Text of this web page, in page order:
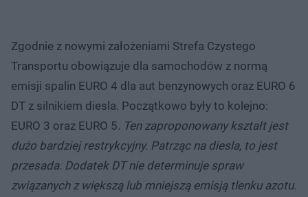
Zgodnie z nowymi założeniami Strefa Czystego
Transportu obowiązuje dla samochodów z normą
emisji spalin EURO 4 dla aut benzynowych oraz EURO 6
DT z silnikiem diesla. Początkowo były to kolejno:
EURO 3 oraz EURO 5. Ten zaproponowany kształt jest
dużo bardziej restrykcyjny. Patrząc na diesla, to jest
przesada. Dodatek DT nie determinuje spraw
związanych z większą lub mniejszą emisją tlenku azotu.